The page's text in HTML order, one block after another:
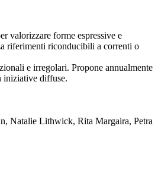
valorizzare forme espressive e
riferimenti riconducibili a correnti o
e irregolari. Propone annualmente
iniziative diffuse.
Natalie Lithwick, Rita Margaira, Petra